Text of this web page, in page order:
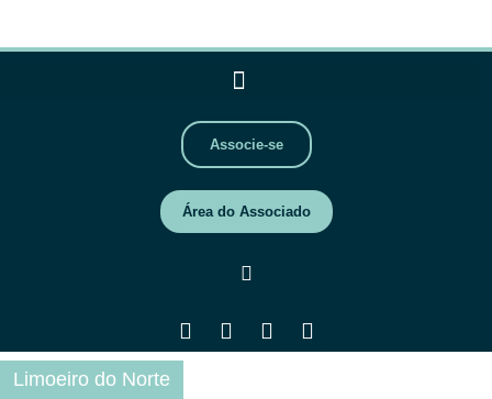
Associe-se
Área do Associado
Limoeiro do Norte